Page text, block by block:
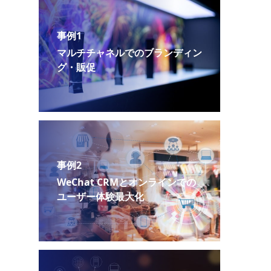
事例1
マルチチャネルでのブランディン
グ・販促
事例2
WeChat CRMとオンラインでの
ユーザー体験最大化